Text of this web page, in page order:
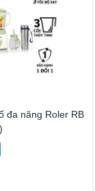
đa năng Roler RB